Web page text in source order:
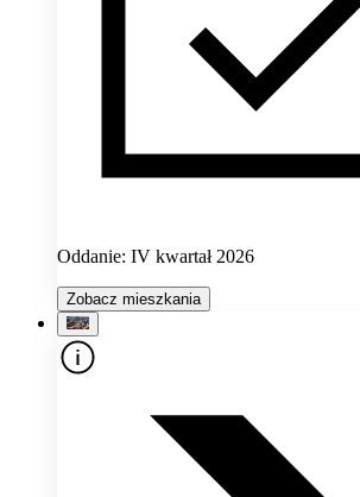
Oddanie: IV kwartał 2026
Zobacz mieszkania